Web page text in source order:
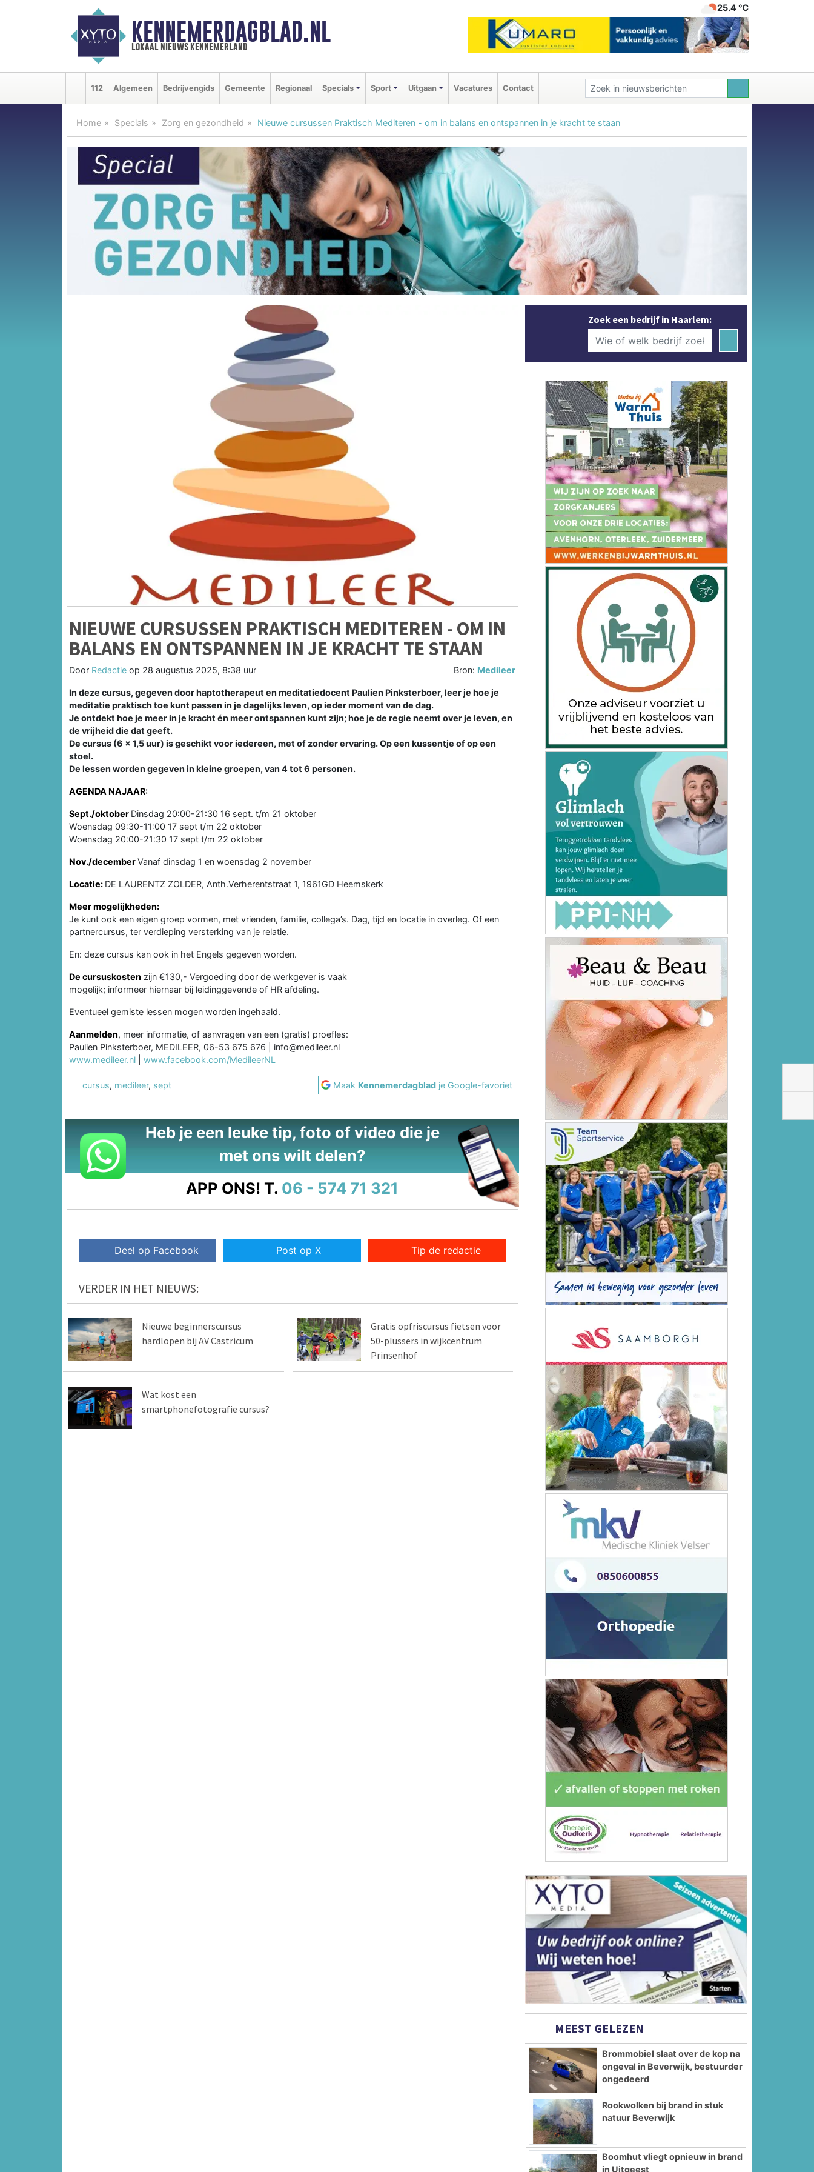
KENNEMERDAGBLAD.NL
lokaal nieuws kennemerland
25.4 ℃
112 Algemeen Bedrijvengids Gemeente Regionaal Specials Sport Uitgaan Vacatures Contact
Home Specials Zorg en gezondheid Nieuwe cursussen Praktisch Mediteren - om in balans en ontspannen in je kracht te staan
NIEUWE CURSUSSEN PRAKTISCH MEDITEREN - OM IN
BALANS EN ONTSPANNEN IN JE KRACHT TE STAAN
Door Redactie op 28 augustus 2025, 8:38 uur Bron: Medileer
In deze cursus, gegeven door haptotherapeut en meditatiedocent Paulien Pinksterboer, leer je hoe je
meditatie praktisch toe kunt passen in je dagelijks leven, op ieder moment van de dag.
Je ontdekt hoe je meer in je kracht én meer ontspannen kunt zijn; hoe je de regie neemt over je leven, en
de vrijheid die dat geeft.
De cursus (6 x 1,5 uur) is geschikt voor iedereen, met of zonder ervaring. Op een kussentje of op een
stoel.
De lessen worden gegeven in kleine groepen, van 4 tot 6 personen.
AGENDA NAJAAR:
Sept./oktober Dinsdag 20:00-21:30 16 sept. t/m 21 oktober
Woensdag 09:30-11:00 17 sept t/m 22 oktober
Woensdag 20:00-21:30 17 sept t/m 22 oktober
Nov./decemberVanaf dinsdag 1 en woensdag 2 november
Locatie: DE LAURENTZ ZOLDER, Anth.Verherentstraat 1, 1961GD Heemskerk
Meer mogelijkheden:
Je kunt ook een eigen groep vormen, met vrienden, familie, collega’s. Dag, tijd en locatie in overleg. Of een
partnercursus, ter verdieping versterking van je relatie.
En: deze cursus kan ook in het Engels gegeven worden.
De cursuskosten zijn €130,- Vergoeding door de werkgever is vaak
mogelijk; informeer hiernaar bij leidinggevende of HR afdeling.
Eventueel gemiste lessen mogen worden ingehaald.
Aanmelden, meer informatie, of aanvragen van een (gratis) proefles:
Paulien Pinksterboer, MEDILEER, 06-53 675 676 | info@medileer.nl
www.medileer.nl
www.facebook.com/MedileerNL
cursus, medileer, sept Maak Kennemerdagblad je Google-favoriet
Heb je een leuke tip, foto of video die je
met ons wilt delen?
APP ONS! T. 06 - 574 71 321
Deel op Facebook Post op X Tip de redactie
VERDER IN HET NIEUWS:
Nieuwe beginnerscursus
hardlopen bij AV Castricum
Gratis opfriscursus fietsen voor
50-plussers in wijkcentrum
Prinsenhof
Wat kost een
smartphonefotografie cursus?
Zoek een bedrijf in Haarlem:
MEEST GELEZEN
Brommobiel slaat over de kop na
ongeval in Beverwijk, bestuurder
ongedeerd
Rookwolken bij brand in stuk
natuur Beverwijk
Boomhut vliegt opnieuw in brand
in Uitgeest